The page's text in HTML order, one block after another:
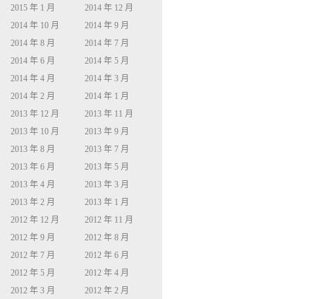
2015 年 1 月
2014 年 12 月
2014 年 10 月
2014 年 9 月
2014 年 8 月
2014 年 7 月
2014 年 6 月
2014 年 5 月
2014 年 4 月
2014 年 3 月
2014 年 2 月
2014 年 1 月
2013 年 12 月
2013 年 11 月
2013 年 10 月
2013 年 9 月
2013 年 8 月
2013 年 7 月
2013 年 6 月
2013 年 5 月
2013 年 4 月
2013 年 3 月
2013 年 2 月
2013 年 1 月
2012 年 12 月
2012 年 11 月
2012 年 9 月
2012 年 8 月
2012 年 7 月
2012 年 6 月
2012 年 5 月
2012 年 4 月
2012 年 3 月
2012 年 2 月